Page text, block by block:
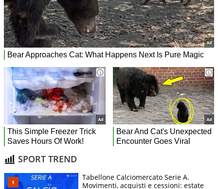
SPORT TREND
Tabellone Calciomercato Serie A.
Movimenti, acquisti e cessioni: estate